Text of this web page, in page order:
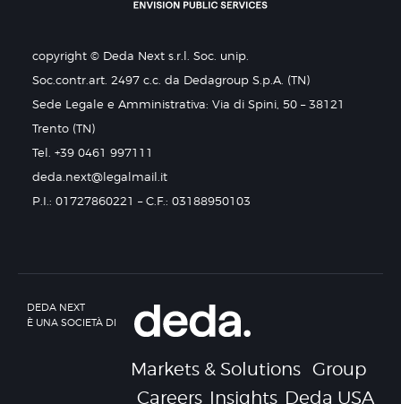
copyright © Deda Next s.r.l. Soc. unip.
Soc.contr.art. 2497 c.c. da Dedagroup S.p.A. (TN)
Sede Legale e Amministrativa: Via di Spini, 50 – 38121
Trento (TN)
Tel. +39 0461 997111
deda.next@legalmail.it
P.I.: 01727860221 – C.F.: 03188950103
DEDA NEXT
È UNA SOCIETÀ DI
Markets & Solutions Group
Careers Insights Deda USA